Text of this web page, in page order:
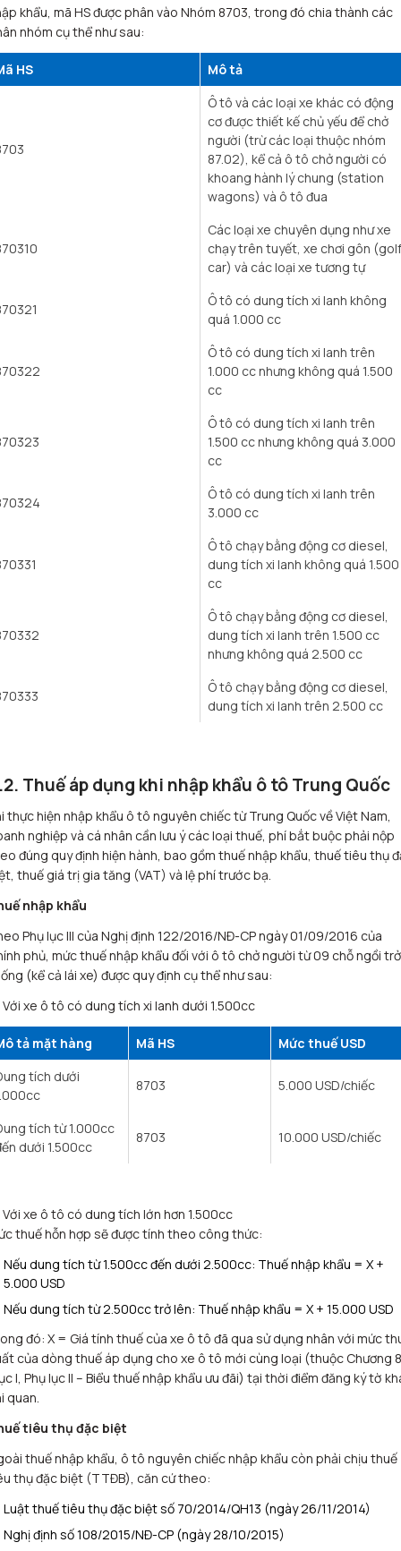
khẩu, mã HS được phân vào Nhóm 8703, trong đó chia thành các
nhóm cụ thể như sau:
HS Mô tả
Ô tô và các loại xe khác có động
cơ được thiết kế chủ yếu để chở
người (trừ các loại thuộc nhóm
87.02), kể cả ô tô chở người có
khoang hành lý chung (station
wagons) và ô tô đua
Các loại xe chuyên dụng như xe
chạy trên tuyết, xe chơi gôn (golf
car) và các loại xe tương tự
Ô tô có dung tích xi lanh không
quá 1.000 cc
Ô tô có dung tích xi lanh trên
1.000 cc nhưng không quá 1.500
cc
Ô tô có dung tích xi lanh trên
1.500 cc nhưng không quá 3.000
cc
Ô tô có dung tích xi lanh trên
3.000 cc
Ô tô chạy bằng động cơ diesel,
dung tích xi lanh không quá 1.500
cc
Ô tô chạy bằng động cơ diesel,
dung tích xi lanh trên 1.500 cc
nhưng không quá 2.500 cc
Ô tô chạy bằng động cơ diesel,
dung tích xi lanh trên 2.500 cc
Thuế áp dụng khi nhập khẩu ô tô Trung Quốc
thực hiện nhập khẩu ô tô nguyên chiếc từ Trung Quốc về Việt Nam,
nghiệp và cá nhân cần lưu ý các loại thuế, phí bắt buộc phải nộp
đúng quy định hiện hành, bao gồm thuế nhập khẩu, thuế tiêu thụ
thuế giá trị gia tăng (VAT) và lệ phí trước bạ.
nhập khẩu
Phụ lục III của Nghị định 122/2016/NĐ-CP ngày 01/09/2016 của
phủ, mức thuế nhập khẩu đối với ô tô chở người từ 09 chỗ ngồi trở
(kể cả lái xe) được quy định cụ thể như sau:
xe ô tô có dung tích xi lanh dưới 1.500cc
tả mặt hàng Mã HS
Mức thuế USD
tích dưới
8703 5.000 USD/chiếc
tích từ 1.000cc
dưới 1.500cc
8703 10.000 USD/chiếc
xe ô tô có dung tích lớn hơn 1.500cc
thuế hỗn hợp sẽ được tính theo công thức:
Nếu dung tích từ 1.500cc đến dưới 2.500cc: Thuế nhập khẩu = X +
5.000 USD
Nếu dung tích từ 2.500cc trở lên: Thuế nhập khẩu = X + 15.000 USD
đó: X = Giá tính thuế của xe ô tô đã qua sử dụng nhân với mức
của dòng thuế áp dụng cho xe ô tô mới cùng loại (thuộc Chương
I, Phụ lục II – Biểu thuế nhập khẩu ưu đãi) tại thời điểm đăng ký tờ
quan.
tiêu thụ đặc biệt
thuế nhập khẩu, ô tô nguyên chiếc nhập khẩu còn phải chịu thuế
thụ đặc biệt (TTĐB), căn cứ theo:
Luật thuế tiêu thụ đặc biệt số 70/2014/QH13 (ngày 26/11/2014)
Nghị định số 108/2015/NĐ-CP (ngày 28/10/2015)